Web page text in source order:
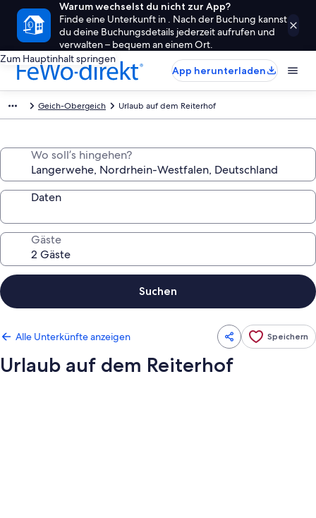
Warum wechselst du nicht zur App?
Finde eine Unterkunft in . Nach der Buchung kannst
du deine Buchungsdetails jederzeit aufrufen und
verwalten – bequem an einem Ort.
Zum Hauptinhalt springen
App herunterladen
Geich-Obergeich Urlaub auf dem Reiterhof
Wo soll’s hingehen?
Daten
Gäste
Suchen
Alle Unterkünfte anzeigen Speichern
Urlaub auf dem Reiterhof